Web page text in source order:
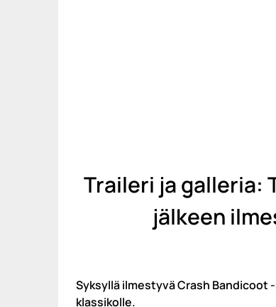
Traileri ja galleria:
jälkeen
Syksyllä ilmestyvä Crash Bandicoot
klassikolle.